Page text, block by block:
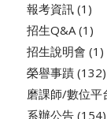
報考資訊(1)
招生Q&A(1)
招生說明會 (1)
榮譽事蹟(132)
磨課師/數位平
系辦公告(154)